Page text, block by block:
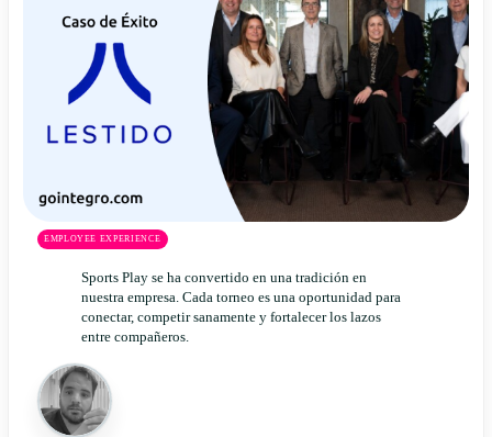
EMPLOYEE EXPERIENCE
Sports Play se ha convertido en una tradición en
nuestra empresa. Cada torneo es una oportunidad para
conectar, competir sanamente y fortalecer los lazos
entre compañeros.